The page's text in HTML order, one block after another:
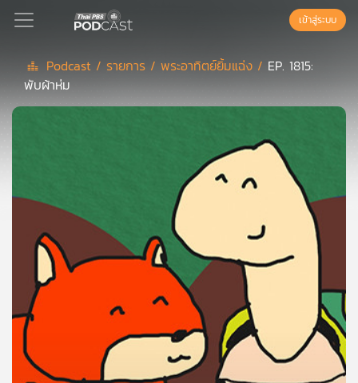
Podcast
สต์
ลิ
สต์
คุณ
เข้าสู่ระบบ
Podcast / รายการ /พระอาทิตย์ยิ้มแฉ่ง / EP. 1815:
พับผ้าห่ม